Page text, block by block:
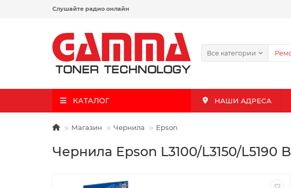
Слушайте радио онлайн
Все категории
КАТАЛОГ НАШИ АДРЕСА
Магазин Чернила Epson
Чернила Epson L3100/L3150/L5190